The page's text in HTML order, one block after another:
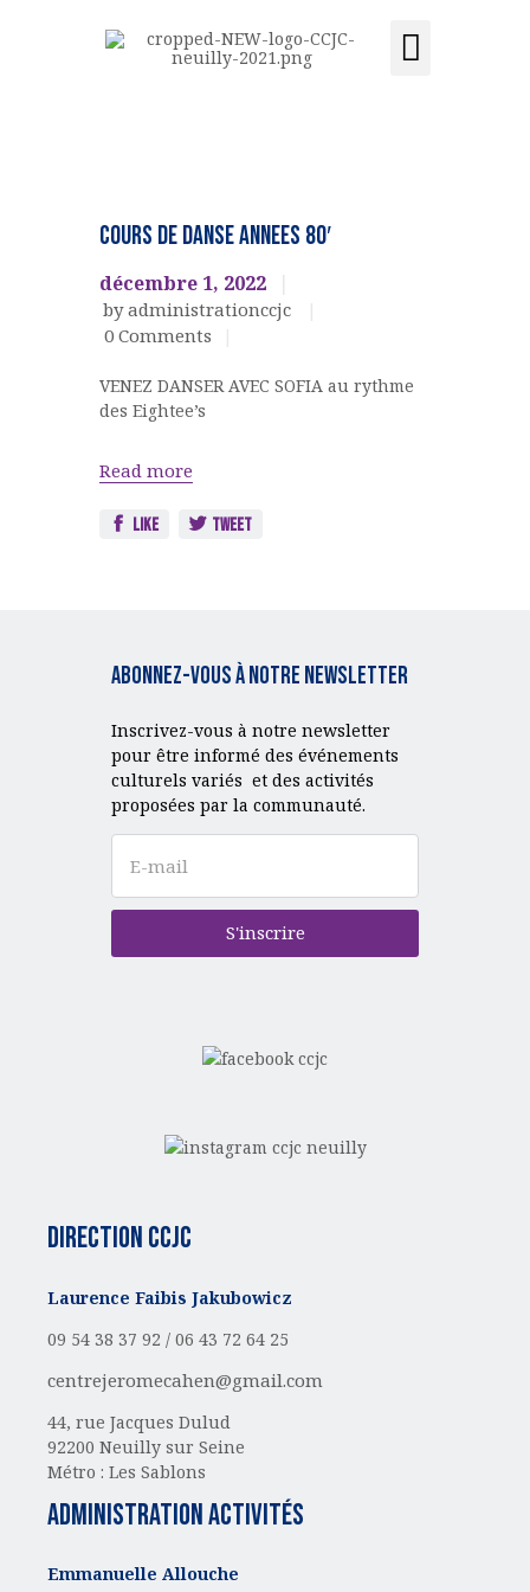
LE CENTRE
ACTIVITÉS ET COURS
LOCATION DE SALLE
ADHÉSION
CENTRE
EVENEMENTS
CULTURELS
COURS DE DANSE ANNEES 80′
décembre 1, 2022
by administrationccjc
0 Comments
VENEZ DANSER AVEC SOFIA au rythme
des Eightee’s
Read more
Like Tweet
Abonnez-vous à notre Newsletter
Inscrivez-vous à notre newsletter
pour être informé des événements
culturels variés et des activités
proposées par la communauté.
S'inscrire
Direction CCJC
Laurence Faibis Jakubowicz
09 54 38 37 92 / 06 43 72 64 25
centrejeromecahen@gmail.com
44, rue Jacques Dulud
92200 Neuilly sur Seine
Métro : Les Sablons
administration activités
Emmanuelle Allouche